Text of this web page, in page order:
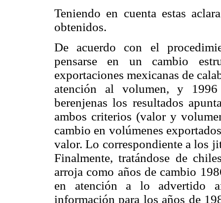
Teniendo en cuenta estas
obtenidos.
De acuerdo con el
pensarse en un cambio
exportaciones mexicanas de
atención al volumen, y
berenjenas los resultados
ambos criterios (valor y
cambio en volúmenes
valor. Lo correspondiente a los
Finalmente, tratándose de
arroja como años de cambio
en atención a lo advertido
información para los años de